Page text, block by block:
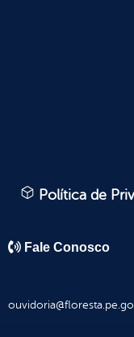
Política de
Fale Conosco